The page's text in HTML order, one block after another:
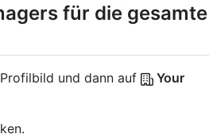
für die gesamte
und dann auf
Your